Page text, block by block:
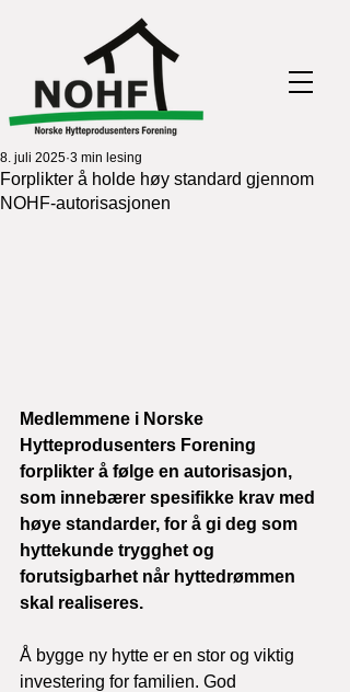
Forplikter å holde høy standard gjennom
NOHF-autorisasjonen
8. juli 2025 3 min lesing
Medlemmene i Norske
Hytteprodusenters Forening
forplikter å følge en autorisasjon,
som innebærer spesifikke krav med
høye standarder, for å gi deg som
hyttekunde trygghet og
forutsigbarhet når hyttedrømmen
skal realiseres.
Å bygge ny hytte er en stor og viktig
investering for familien. God